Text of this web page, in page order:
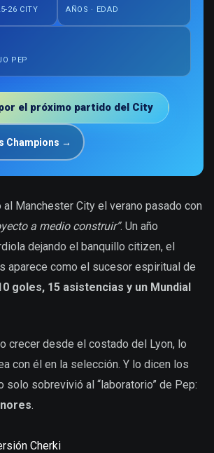
26 CITY AÑOS · EDAD
PEP
el próximo partido del City
Champions →
al Manchester City el verano pasado con
a medio construir”. Un año
dejando el banquillo citizen, el
aparece como el sucesor espiritual de
goles, 15 asistencias y un Mundial
crecer desde el costado del Lyon, lo
con él en la selección. Y lo dicen los
solo sobrevivió al “laboratorio” de Pep:
.
Cherki